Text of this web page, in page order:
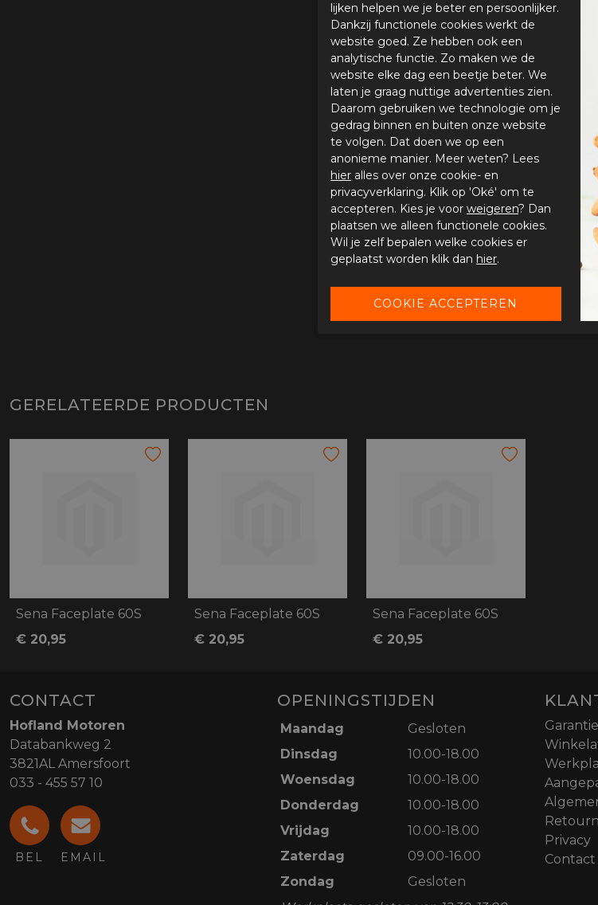
GERELATEERDE PRODUCTEN
Sena Faceplate 60S
€ 20,95
Sena Faceplate 60S
€ 20,95
Sena Faceplate 60S
€ 20,95
CONTACT
Hofland Motoren
Databankweg 2
3821AL Amersfoort
033 - 455 57 10
BEL EMAIL
OPENINGSTIJDEN
Maandag
Gesloten
Dinsdag
10.00-18.00
Woensdag
10.00-18.00
Donderdag
10.00-18.00
Vrijdag
10.00-18.00
Zaterdag
09.00-16.00
Zondag
Gesloten
Privacy
Contact
lijken helpen we je beter en persoonlijker.
Dankzij functionele cookies werkt de
website goed. Ze hebben ook een
analytische functie. Zo maken we de
website elke dag een beetje beter. We
laten je graag nuttige advertenties zien.
Daarom gebruiken we technologie om je
gedrag binnen en buiten onze website
te volgen. Dat doen we op een
anonieme manier. Meer weten? Lees
hier alles over onze cookie- en
privacyverklaring. Klik op 'Oké' om te
accepteren. Kies je voor weigeren? Dan
plaatsen we alleen functionele cookies.
Wil je zelf bepalen welke cookies er
geplaatst worden klik dan hier.